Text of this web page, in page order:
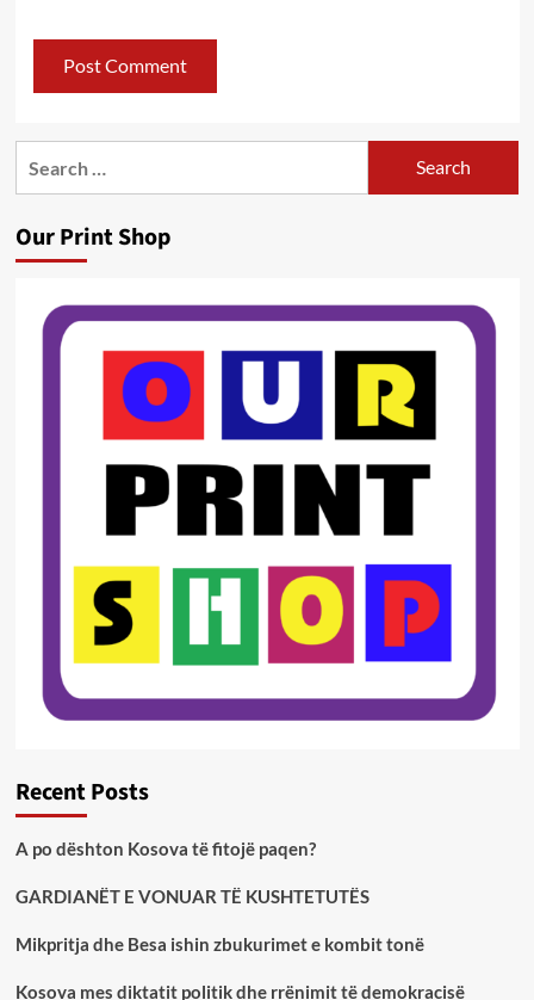
Our Print Shop
Recent Posts
A po dështon Kosova të fitojë paqen?
GARDIANËT E VONUAR TË KUSHTETUTËS
Mikpritja dhe Besa ishin zbukurimet e kombit tonë
Kosova mes diktatit politik dhe rrënimit të demokracisë